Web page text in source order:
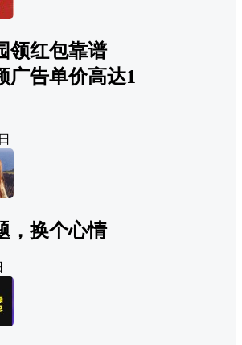
领红包靠谱
广告单价高达1
，换个心情